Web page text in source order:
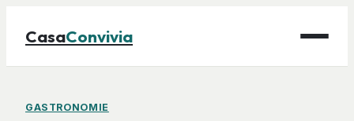
CasaConvivia
Maison
GASTRONOMIE